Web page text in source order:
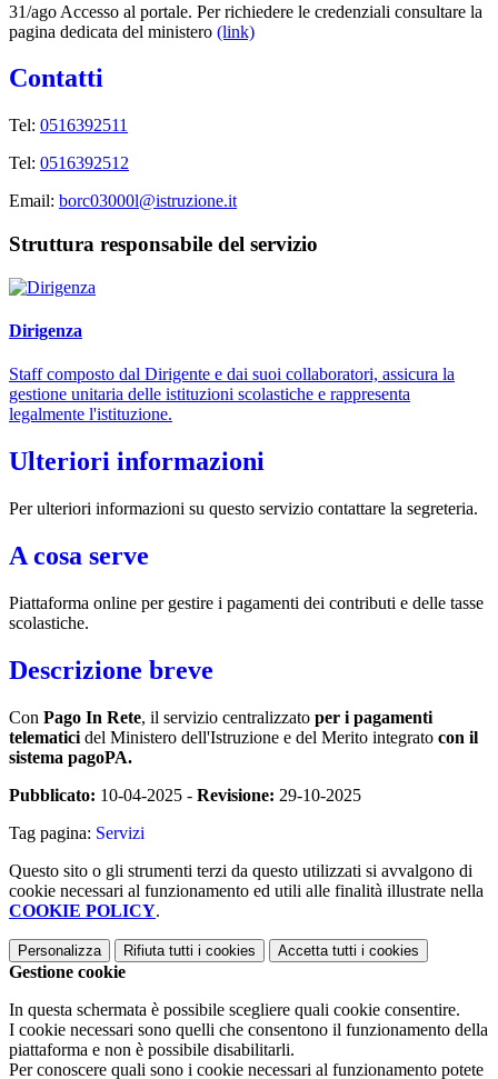
31/ago Accesso al portale. Per richiedere le credenziali consultare la
pagina dedicata del ministero (link)
Contatti
Tel: 0516392511
Tel: 0516392512
Email: borc03000l@istruzione.it
Struttura responsabile del servizio
Dirigenza
Staff composto dal Dirigente e dai suoi collaboratori, assicura la
gestione unitaria delle istituzioni scolastiche e rappresenta
legalmente l'istituzione.
Ulteriori informazioni
Per ulteriori informazioni su questo servizio contattare la segreteria.
A cosa serve
Piattaforma online per gestire i pagamenti dei contributi e delle tasse
scolastiche.
Descrizione breve
Con Pago In Rete, il servizio centralizzato per i pagamenti
telematici del Ministero dell'Istruzione e del Merito integrato con il
sistema pagoPA.
Pubblicato: 10-04-2025 - Revisione: 29-10-2025
Tag pagina: Servizi
Questo sito o gli strumenti terzi da questo utilizzati si avvalgono di
cookie necessari al funzionamento ed utili alle finalità illustrate nella
COOKIE POLICY.
Personalizza Rifiuta tutti i cookies Accetta tutti i cookies
Gestione cookie
In questa schermata è possibile scegliere quali cookie consentire.
I cookie necessari sono quelli che consentono il funzionamento della
piattaforma e non è possibile disabilitarli.
Per conoscere quali sono i cookie necessari al funzionamento potete